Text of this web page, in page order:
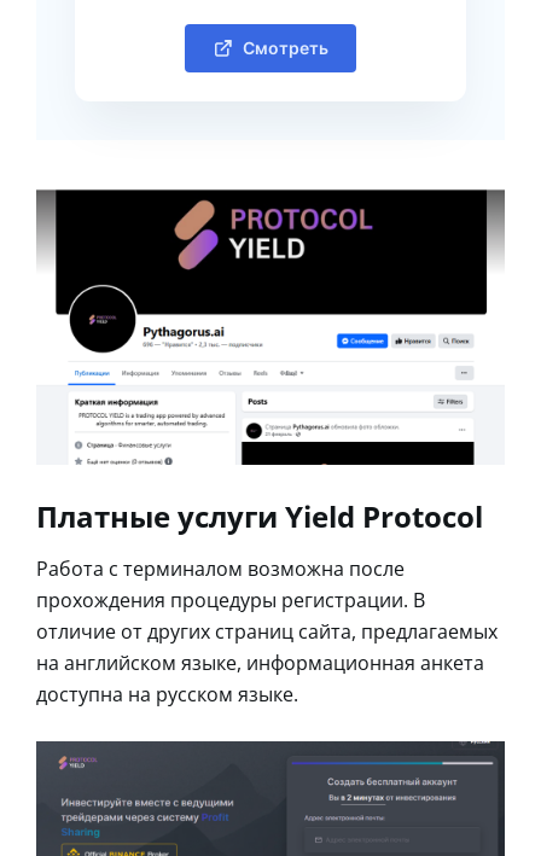
Смотреть
Платные услуги Yield Protocol
Работа с терминалом возможна после
прохождения процедуры регистрации. В
отличие от других страниц сайта, предлагаемых
на английском языке, информационная анкета
доступна на русском языке.